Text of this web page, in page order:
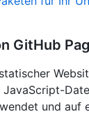
GitHub
JavaScript-
und auf